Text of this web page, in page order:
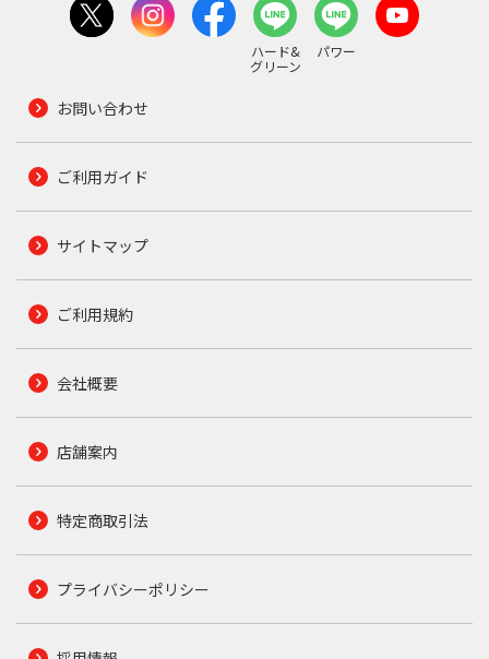
ハード&
グリーン
パワー
お問い合わせ
ご利用ガイド
サイトマップ
ご利用規約
会社概要
店舗案内
特定商取引法
プライバシーポリシー